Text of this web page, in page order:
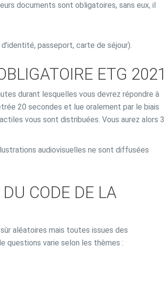
documents sont obligatoires, sans eux, il
passeport, carte de séjour).
ETG 2021
durant lesquelles vous devrez répondre à
20 secondes et lue oralement par le biais
vous sont distribuées. Vous aurez alors 3
audiovisuelles ne sont diffusées
CODE DE LA
aléatoires mais toutes issues des
questions varie selon les thèmes :